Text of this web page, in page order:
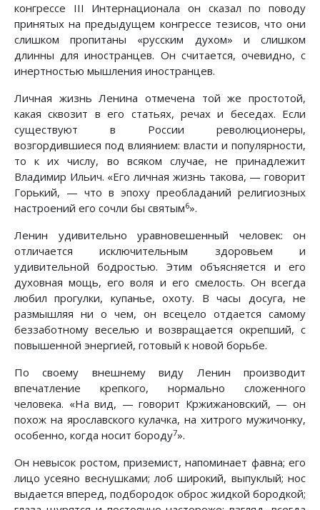
конгрессе III Интернационала он сказал по поводу
принятых на предыдущем конгрессе тезисов, что они
слишком пропитаны «русским духом» и слишком
длинны для иностранцев. Он считается, очевидно, с
инертностью мышления иностранцев.
Личная жизнь Ленина отмечена той же простотой,
какая сквозит в его статьях, речах и беседах. Если
существуют в России революционеры,
возгордившиеся под влиянием: власти и популярности,
то к их числу, во всяком случае, не принадлежит
Владимир Ильич. «Его личная жизнь такова, — говорит
Горький, — что в эпоху преобладаний религиозных
настроений его сочли бы святым6».
Ленин удивительно уравновешенный человек: он
отличается исключительным здоровьем и
удивительной бодростью. Этим объясняется и его
духовная мощь, его воля и его смелость. Он всегда
любил прогулки, купанье, охоту. В часы досуга, не
размышляя ни о чем, он всецело отдается самому
беззаботному веселью и возвращается окрепший, с
повышенной энергией, готовый к новой борьбе.
По своему внешнему виду Ленин производит
впечатление крепкого, нормально сложенного
человека. «На вид, — говорит Кржижановский, — он
похож на ярославского кулачка, на хитрого мужичонку,
особенно, когда носит бороду7».
Он невысок ростом, приземист, напоминает фавна; его
лицо усеяно веснушками; лоб широкий, выпуклый; нос
выдается вперед, подбородок оброс жидкой бородкой;